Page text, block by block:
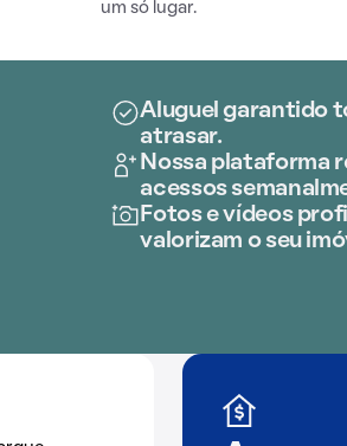
um só lugar.
Aluguel garantido
atrasar.
Nossa plataforma
acessos
Fotos e vídeos
valorizam o seu